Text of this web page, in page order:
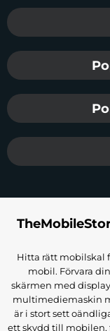
Sidfot
Hitta rätt mobilskal
mobil. Förvara
skärmen med
multimediemaskin
är i stort sett
ett skydd till mobilen,